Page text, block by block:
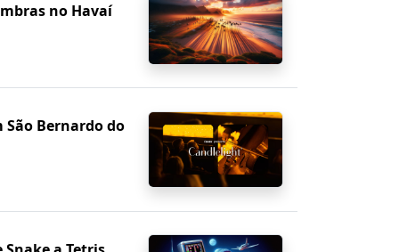
no Havaí
São Bernardo do